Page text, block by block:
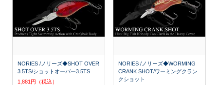
NORIES /ノリーズ◆SHOT OVER
3.5TS/ショットオーバー3.5TS
1,881円（税込）
NORIES /ノリーズ◆WORMING
CRANK SHOT/ワーミングクラン
クショット